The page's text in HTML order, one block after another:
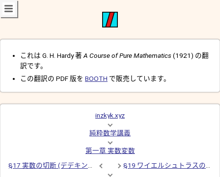
これは G. H. Hardy 著 A Course of Pure Mathematics(1921) の翻
訳です。
この翻訳の PDF 版を BOOTH で販売しています。
inzkyk.xyz
純粋数学講義
第一章 実数変数